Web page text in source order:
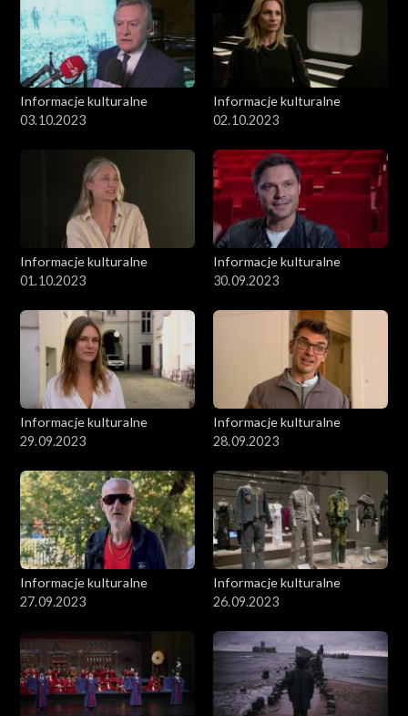
Informacje kulturalne
03.10.2023
Informacje kulturalne
02.10.2023
Informacje kulturalne
01.10.2023
Informacje kulturalne
30.09.2023
Informacje kulturalne
29.09.2023
Informacje kulturalne
28.09.2023
Informacje kulturalne
27.09.2023
Informacje kulturalne
26.09.2023